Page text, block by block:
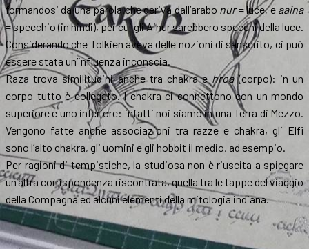
formandosi da una parola che deriva dall’arabo nur= luce, e aaina
= specchio (in hindi), per cui gli Ainur sarebbero specchi della luce.
Considerando che Tolkien aveva delle nozioni di sanscrito, ci può
essere stata un’influenza inconscia.
Raza trova similitudini anche tra chakra e hroa(corpo): in un
corpo tutto è collegato. I chakra ci connettono con un mondo
superiore e uno inferiore: infatti noi siamo in una Terra di Mezzo.
Vengono fatte anche associazioni tra razze e chakra, gli Elfi
sono l’alto chakra, gli uomini e gli hobbit il medio, ad esempio.
Per ragioni di tempistiche, la studiosa non è riuscita a spiegare
un’altra corrispondenza riscontrata, quella tra le tappe del viaggio
della Compagna ed alcuni elementi della mitologia indiana.